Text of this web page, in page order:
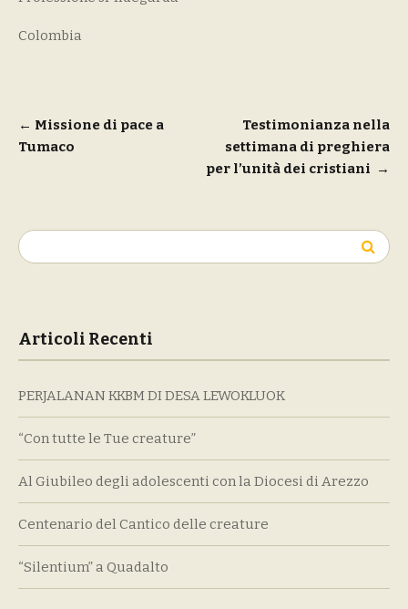
Colombia
Navigazione
articoli
← Missione di pace a
Tumaco
Testimonianza nella
settimana di preghiera
per l’unità dei cristiani →
Ricerca
per:
Articoli Recenti
PERJALANAN KKBM DI DESA LEWOKLUOK
“Con tutte le Tue creature”
Al Giubileo degli adolescenti con la Diocesi di Arezzo
Centenario del Cantico delle creature
“Silentium” a Quadalto